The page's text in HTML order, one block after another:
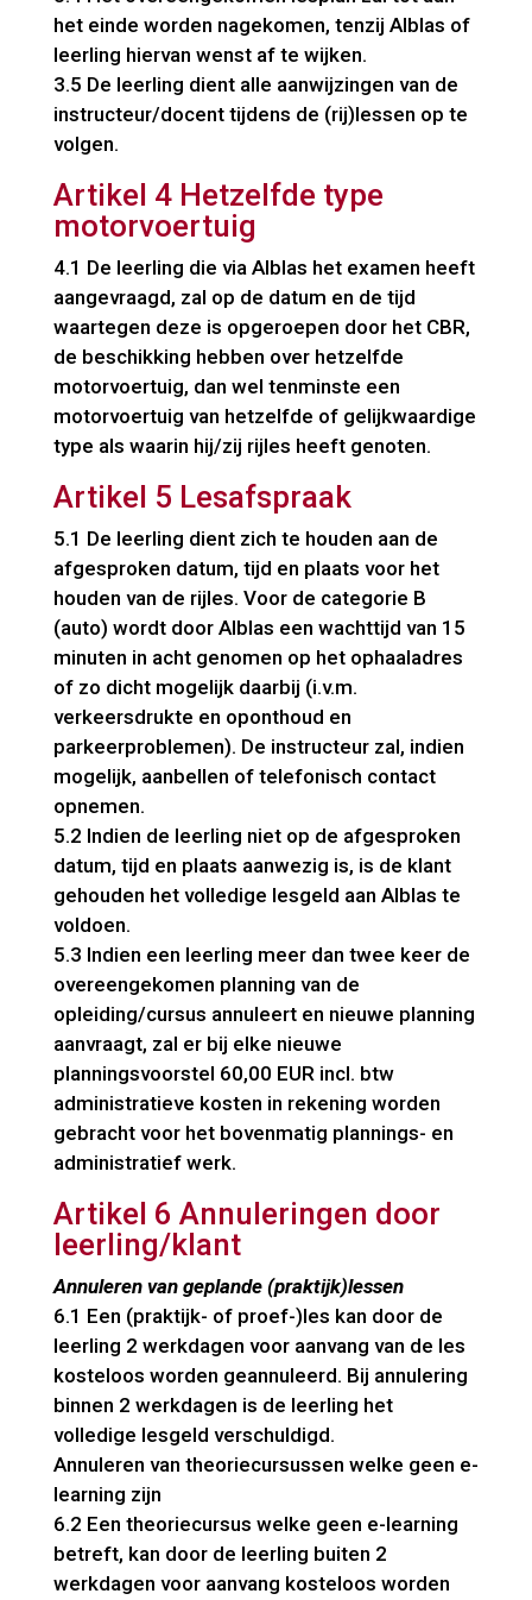
het einde worden nagekomen, tenzij Alblas of
leerling hiervan wenst af te wijken.
3.5 De leerling dient alle aanwijzingen van de
instructeur/docent tijdens de (rij)lessen op te
volgen.
Artikel 4 Hetzelfde type
motorvoertuig
4.1 De leerling die via Alblas het examen heeft
aangevraagd, zal op de datum en de tijd
waartegen deze is opgeroepen door het CBR,
de beschikking hebben over hetzelfde
motorvoertuig, dan wel tenminste een
motorvoertuig van hetzelfde of gelijkwaardige
type als waarin hij/zij rijles heeft genoten.
Artikel 5 Lesafspraak
5.1 De leerling dient zich te houden aan de
afgesproken datum, tijd en plaats voor het
houden van de rijles. Voor de categorie B
(auto) wordt door Alblas een wachttijd van 15
minuten in acht genomen op het ophaaladres
of zo dicht mogelijk daarbij (i.v.m.
verkeersdrukte en oponthoud en
parkeerproblemen). De instructeur zal, indien
mogelijk, aanbellen of telefonisch contact
opnemen.
5.2 Indien de leerling niet op de afgesproken
datum, tijd en plaats aanwezig is, is de klant
gehouden het volledige lesgeld aan Alblas te
voldoen.
5.3 Indien een leerling meer dan twee keer de
overeengekomen planning van de
opleiding/cursus annuleert en nieuwe planning
aanvraagt, zal er bij elke nieuwe
planningsvoorstel 60,00 EUR incl. btw
administratieve kosten in rekening worden
gebracht voor het bovenmatig plannings- en
administratief werk.
Artikel 6 Annuleringen door
leerling/klant
Annuleren van geplande (praktijk)lessen
6.1 Een (praktijk- of proef-)les kan door de
leerling 2 werkdagen voor aanvang van de les
kosteloos worden geannuleerd. Bij annulering
binnen 2 werkdagen is de leerling het
volledige lesgeld verschuldigd.
Annuleren van theoriecursussen welke geen e-
learning zijn
6.2 Een theoriecursus welke geen e-learning
betreft, kan door de leerling buiten 2
werkdagen voor aanvang kosteloos worden